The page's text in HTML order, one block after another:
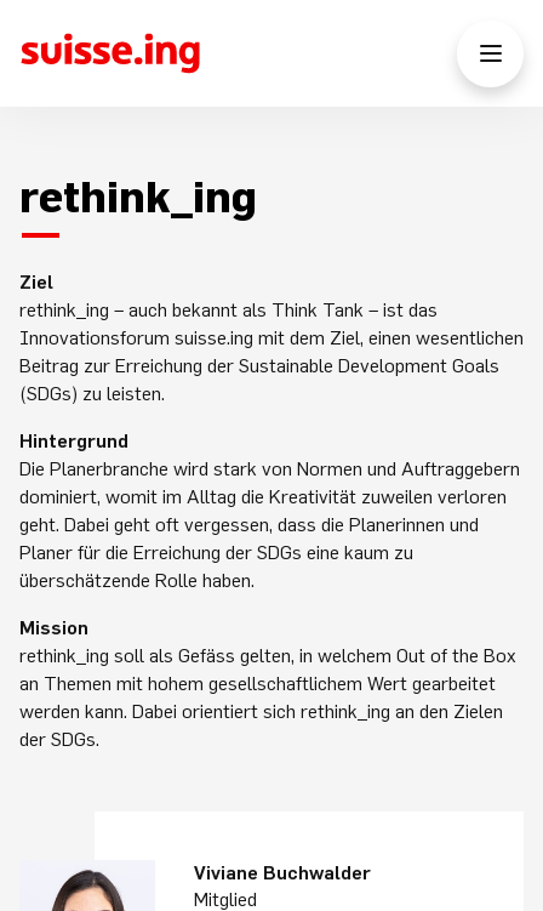
rethink_ing
Ziel
rethink_ing – auch bekannt als Think Tank – ist das
Innovationsforum suisse.ing mit dem Ziel, einen wesentlichen
Beitrag zur Erreichung der Sustainable Development Goals
(SDGs) zu leisten.
Hintergrund
Die Planerbranche wird stark von Normen und Auftraggebern
dominiert, womit im Alltag die Kreativität zuweilen verloren
geht. Dabei geht oft vergessen, dass die Planerinnen und
Planer für die Erreichung der SDGs eine kaum zu
überschätzende Rolle haben.
Mission
rethink_ing soll als Gefäss gelten, in welchem Out of the Box
an Themen mit hohem gesellschaftlichem Wert gearbeitet
werden kann. Dabei orientiert sich rethink_ing an den Zielen
der SDGs.
Viviane Buchwalder
Mitglied